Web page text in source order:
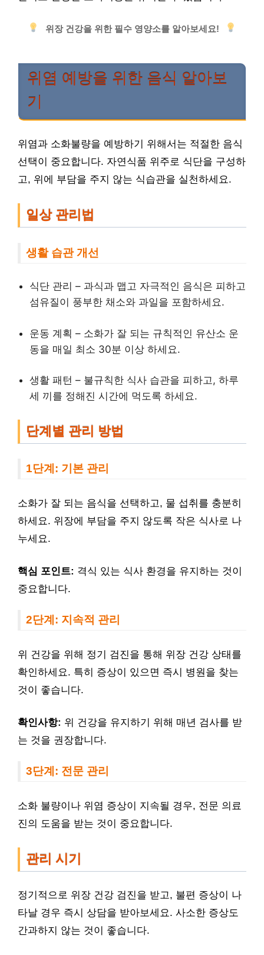
위장 건강을 위한 필수 영양소를 알아보세요!
위염 예방을 위한 음식 알아보
기
위염과 소화불량을 예방하기 위해서는 적절한 음식
선택이 중요합니다. 자연식품 위주로 식단을 구성하
고, 위에 부담을 주지 않는 식습관을 실천하세요.
일상 관리법
생활 습관 개선
식단 관리 – 과식과 맵고 자극적인 음식은 피하고
섬유질이 풍부한 채소와 과일을 포함하세요.
운동 계획 – 소화가 잘 되는 규칙적인 유산소 운
동을 매일 최소 30분 이상 하세요.
생활 패턴 – 불규칙한 식사 습관을 피하고, 하루
세 끼를 정해진 시간에 먹도록 하세요.
단계별 관리 방법
1단계: 기본 관리
소화가 잘 되는 음식을 선택하고, 물 섭취를 충분히
하세요. 위장에 부담을 주지 않도록 작은 식사로 나
누세요.
핵심 포인트: 격식 있는 식사 환경을 유지하는 것이
중요합니다.
2단계: 지속적 관리
위 건강을 위해 정기 검진을 통해 위장 건강 상태를
확인하세요. 특히 증상이 있으면 즉시 병원을 찾는
것이 좋습니다.
확인사항: 위 건강을 유지하기 위해 매년 검사를 받
는 것을 권장합니다.
3단계: 전문 관리
소화 불량이나 위염 증상이 지속될 경우, 전문 의료
진의 도움을 받는 것이 중요합니다.
관리 시기
정기적으로 위장 건강 검진을 받고, 불편 증상이 나
타날 경우 즉시 상담을 받아보세요. 사소한 증상도
간과하지 않는 것이 좋습니다.